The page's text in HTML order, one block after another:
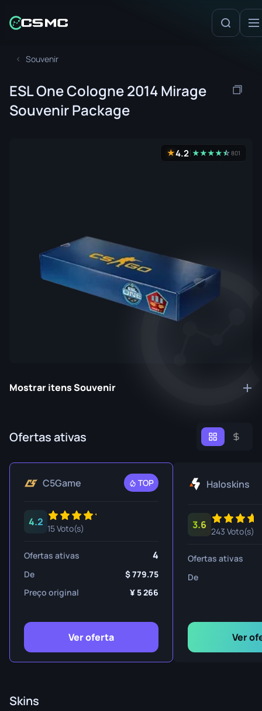
Souvenir
ESL One Cologne 2014 Mirage
Souvenir Package
★4.2 ★★★★★
☆801
Mostrar itens Souvenir
Ofertas ativas
C5Game TOP
4.2
15 Voto(s)
Ofertas ativas 4
De
779.75
Preço original
5 266
Ver oferta
Haloskins
3.6
243 Voto(s)
Ofertas ativas
De
Ver
Skins